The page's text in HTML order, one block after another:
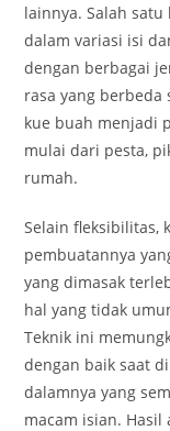
lainnya. Salah
dalam variasi isi
dengan berbagai
rasa yang
kue buah menjadi
mulai dari pesta,
rumah.
Selain fleksibilitas,
pembuatannya
yang dimasak
hal yang tidak
Teknik ini
dengan baik saat
dalamnya yang
macam isian.